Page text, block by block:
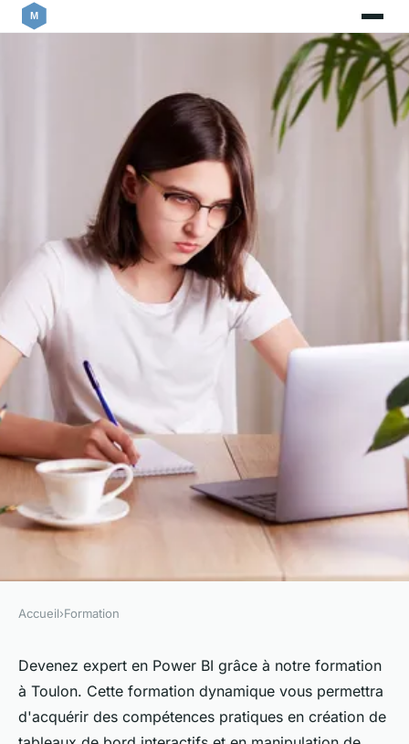
Devenez expert en power bi
grâce à notre formation à
toulon
Accueil›Formation
Devenez expert en Power BI grâce à notre formation
à Toulon. Cette formation dynamique vous permettra
d'acquérir des compétences pratiques en création de